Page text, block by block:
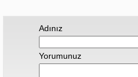
Adınız
Yorumunuz